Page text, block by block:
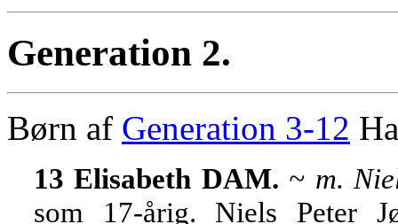
Generation 2.
Børn af Generation 3-12
13 Elisabeth DAM. ~ m.
som 17-årig. Niels Peter